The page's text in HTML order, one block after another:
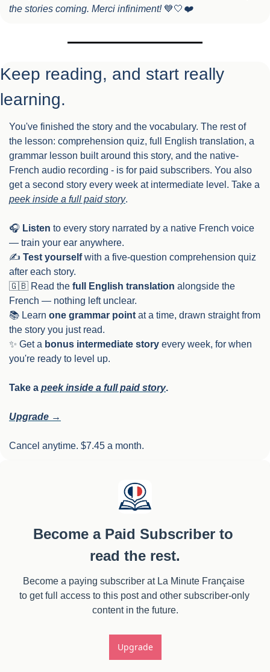
the stories coming. Merci infiniment! 💙🤍 ❤️
Keep reading, and start really
learning.
You've finished the story and the vocabulary. The rest of
the lesson: comprehension quiz, full English translation, a
grammar lesson built around this story, and the native-
French audio recording - is for paid subscribers. You also
peek inside a full paid story.
🎧 Listen to every story narrated by a native French voice
— train your ear anywhere.
✍️ Test yourself with a five-question comprehension quiz
after each story.
🇬🇧 Read the full English translation alongside the
French — nothing left unclear.
📚 Learn one grammar point at a time, drawn straight from
the story you just read.
✨ Get a bonus intermediate story every week, for when
you're ready to level up.
Take a peek inside a full paid story.
Upgrade →
Cancel anytime. $7.45 a month.
Become a Paid Subscriber to
read the rest.
Become a paying subscriber at La Minute Française
to get full access to this post and other subscriber-only
content in the future.
Upgrade